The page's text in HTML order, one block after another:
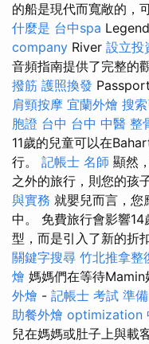
的船是現代而寬敞的，
什麼是 台中spa
company River 設立投
音頻指南提供了完整的
撥筋 護照換發
肩頸按摩 宜蘭外燴 搜
胞證 台中 台中 中醫 整
11歲的兒童可以在
行。 記帳士 名師 顯然
之外的旅行，則您的孩
與實務 就嬰兒而言，您
中。 免費旅行會影響
型，而是引入了新的折
關鍵字搜尋 竹北推拿整
燴 媽媽們在等待Mamin
外燴 - 記帳士 考試 準備
助餐外燴 optimization
兒在媽媽或肚子上與載